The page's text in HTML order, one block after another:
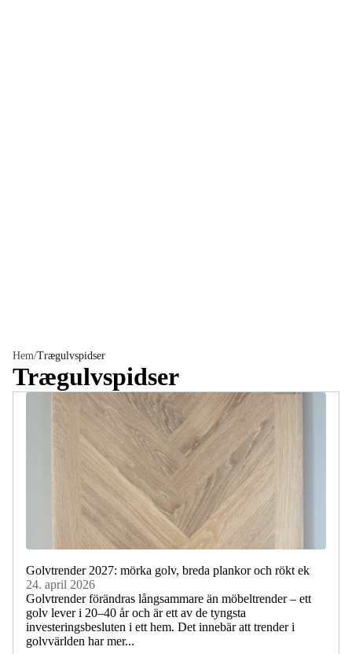
Hem/Trægulvspidser
Trægulvspidser
Golvtrender 2027: mörka golv, breda plankor och rökt ek
24. april 2026
Golvtrender förändras långsammare än möbeltrender – ett
golv lever i 20–40 år och är ett av de tyngsta
investeringsbesluten i ett hem. Det innebär att trender i
golvvärlden har mer...